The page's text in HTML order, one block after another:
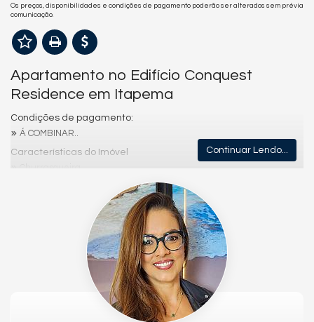
Os preços, disponibilidades e condições de pagamento poderão ser alterados sem prévia
comunicação.
Apartamento no Edifício Conquest
Residence em Itapema
Condições de pagamento:
Á COMBINAR..
Características do Imóvel
Churrasqueira
Características do Empreendimento
Hall Decorado e Mobiliado
Continuar Lendo...